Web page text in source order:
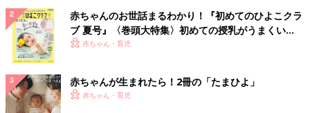
ん！！もう何百回？何千回？頭の中で再生され続けています！し
かもしかも頭のどこかで裸の原田龍二さんもチラつく…」
やはり短く印象的なフレーズを繰り返すCMソングは頭に残りや
思い出に残る音楽と、なぜだか頭に残る音楽。
両極端ですが「音楽の力」という意味では通じるものがあるのか
赤ちゃんのお世話まるわかり！『初めてのひよこクラ
ブ 夏号』〈巻頭大特集〉初めての授乳がうまくい
く！ おっぱい・ミルクの基本と夏のトラブル 解決テ
赤ちゃん・育児
赤ちゃんが生まれたら！2冊の「たまひよ」
赤ちゃん・育児